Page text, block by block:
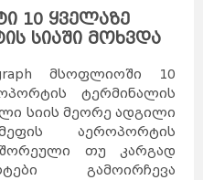
10 ყველაზე
სიაში მოხვდა
მსოფლიოში 10
ტერმინალის
სიის მეორე ადგილი
აეროპორტის
თუ კარგად
გამოირჩევა